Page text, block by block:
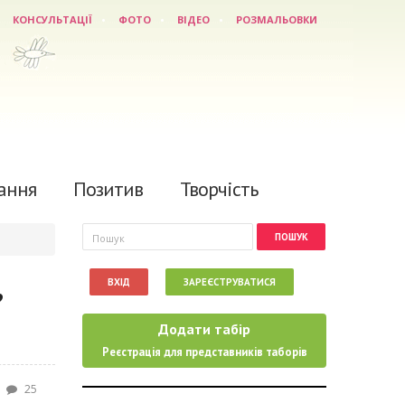
КОНСУЛЬТАЦІЇ ФОТО ВІДЕО РОЗМАЛЬОВКИ
Позитив Творчість
25
Пошукова форма
Пошук
ВХІД ЗАРЕЄСТРУВАТИСЯ
Додати табір
Реєстрація для представників таборів